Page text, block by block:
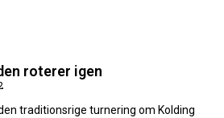
roterer igen
traditionsrige turnering om Kolding